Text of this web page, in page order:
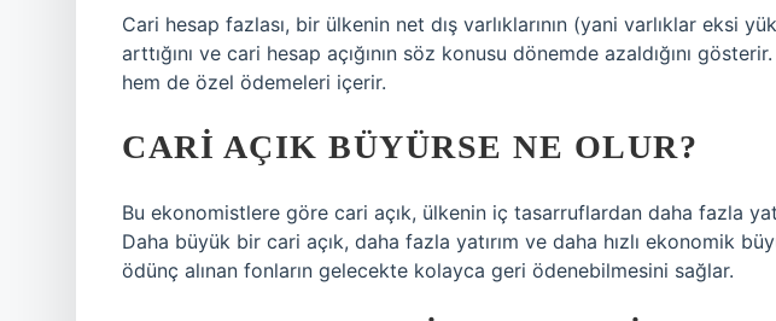
Cari hesap fazlası, bir ülkenin net dış varlıklarının (yani varlıklar eksi
arttığını ve cari hesap açığının söz konusu dönemde azaldığını
hem de özel ödemeleri içerir.
CARI AÇIK BÜYÜRSE NE OLUR?
Bu ekonomistlere göre cari açık, ülkenin iç tasarruflardan daha fazla
Daha büyük bir cari açık, daha fazla yatırım ve daha hızlı ekonomik
ödünç alınan fonların gelecekte kolayca geri ödenebilmesini sağlar.